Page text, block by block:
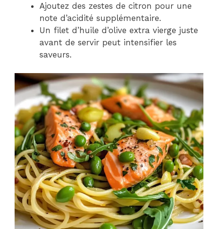
Ajoutez des zestes de citron pour une
note d’acidité supplémentaire.
Un filet d’huile d’olive extra vierge juste
avant de servir peut intensifier les
saveurs.